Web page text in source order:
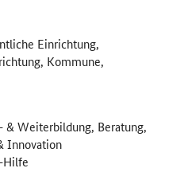
Einrichtung,
Kommune,
& Weiterbildung, Beratung,
Innovation
Hilfe